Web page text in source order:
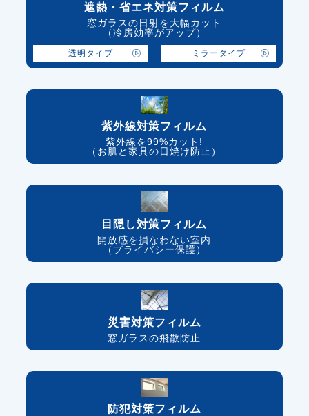
遮熱・省エネ対策フィルム
窓ガラスの日射を大幅カット
（冷房効率がアップ）
透明タイプ ミラータイプ
紫外線対策フィルム
紫外線を99%カット!
（お肌と家具の日焼け防止）
目隠し対策フィルム
開放感を損なわない室内
（プライバシー保護）
災害対策フィルム
窓ガラスの飛散防止
防犯対策フィルム